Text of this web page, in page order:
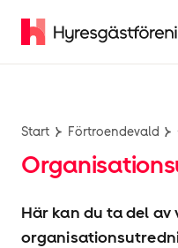
Start Förtroendevald
Här kan du ta del av